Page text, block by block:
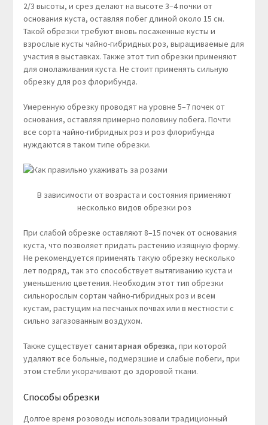
2/3 высоты, и срез делают на высоте 3–4 почки от
основания куста, оставляя побег длиной около 15 см.
Такой обрезки требуют вновь посаженные кусты и
взрослые кусты чайно-гибридных роз, выращиваемые для
участия в выставках. Также этот тип обрезки применяют
для омолаживания куста. Не стоит применять сильную
обрезку для роз флорибунда.
Умеренную обрезку проводят на уровне 5–7 почек от
основания, оставляя примерно половину побега. Почти
все сорта чайно-гибридных роз и роз флорибунда
нуждаются в таком типе обрезки.
В зависимости от возраста и состояния применяют
несколько видов обрезки роз
При слабой обрезке оставляют 8–15 почек от основания
куста, что позволяет придать растению изящную форму.
Не рекомендуется применять такую обрезку несколько
лет подряд, так это способствует вытягиванию куста и
уменьшению цветения. Необходим этот тип обрезки
сильнорослым сортам чайно-гибридных роз и всем
кустам, растущим на песчаных почвах или в местности с
сильно загазованным воздухом.
Также существует санитарная обрезка, при которой
удаляют все больные, подмерзшие и слабые побеги, при
этом стебли укорачивают до здоровой ткани.
Способы обрезки
Долгое время розоводы использовали традиционный